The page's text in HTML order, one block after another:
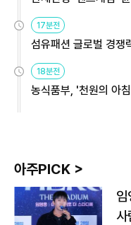
17분전
섬유패션 글로벌 경
18분전
농식품부, '천원의 아
아주PICK >
사